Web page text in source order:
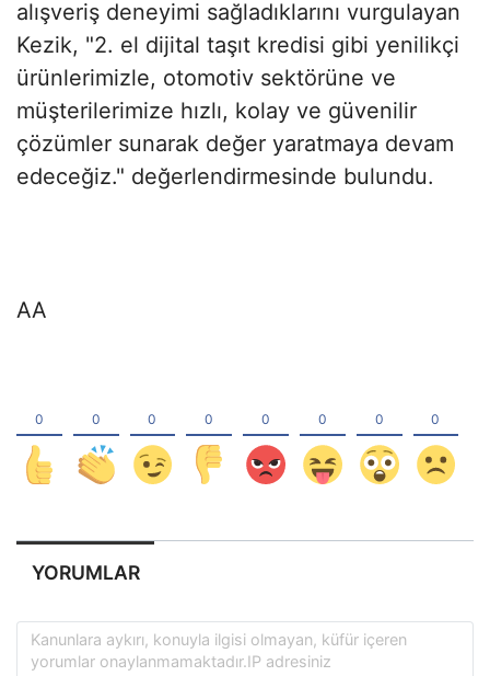
alışveriş deneyimi sağladıklarını vurgulayan
Kezik, "2. el dijital taşıt kredisi gibi yenilikçi
ürünlerimizle, otomotiv sektörüne ve
müşterilerimize hızlı, kolay ve güvenilir
çözümler sunarak değer yaratmaya devam
edeceğiz." değerlendirmesinde bulundu.
AA
YORUMLAR